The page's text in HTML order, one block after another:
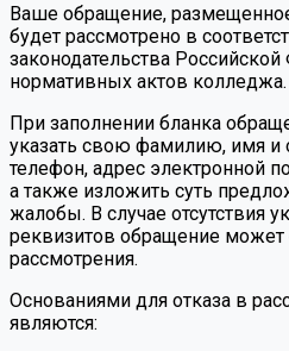
Ваше обращение,
будет рассмотрено в
законодательства
нормативных актов колледжа.
При заполнении бланка
указать свою фамилию, имя и
телефон, адрес электронной
а также изложить суть
жалобы. В случае отсутствия
реквизитов обращение может
рассмотрения.
Основаниями для отказа в
являются: